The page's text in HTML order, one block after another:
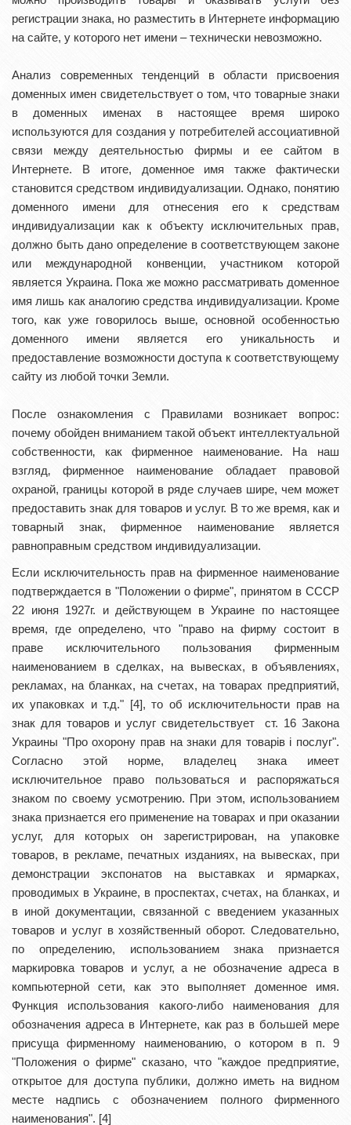
регистрации знака, но разместить в Интернете информацию
на сайте, у которого нет имени – технически невозможно.
Анализ современных тенденций в области присвоения
доменных имен свидетельствует о том, что товарные знаки
в доменных именах в настоящее время широко
используются для создания у потребителей ассоциативной
связи между деятельностью фирмы и ее сайтом в
Интернете. В итоге, доменное имя также фактически
становится средством индивидуализации. Однако, понятию
доменного имени для отнесения его к средствам
индивидуализации как к объекту исключительных прав,
должно быть дано определение в соответствующем законе
или международной конвенции, участником которой
является Украина. Пока же можно рассматривать доменное
имя лишь как аналогию средства индивидуализации. Кроме
того, как уже говорилось выше‚ основной особенностью
доменного имени является его уникальность и
предоставление возможности доступа к соответствующему
сайту из любой точки Земли.
После ознакомления с Правилами возникает вопрос:
почему обойден вниманием такой объект интеллектуальной
собственности‚ как фирменное наименование. На наш
взгляд‚ фирменное наименование обладает правовой
охраной, границы которой в ряде случаев шире, чем может
предоставить знак для товаров и услуг. В то же время, как и
товарный знак, фирменное наименование является
равноправным средством индивидуализации.
Если исключительность прав на фирменное наименование
подтверждается в "Положении о фирме", принятом в СССР
22 июня 1927г. и действующем в Украине по настоящее
время, где определено, что "право на фирму состоит в
праве исключительного пользования фирменным
наименованием в сделках, на вывесках, в объявлениях,
рекламах, на бланках, на счетах, на товарах предприятий,
их упаковках и т.д." [4], то об исключительности прав на
знак для товаров и услуг свидетельствует ст. 16 Закона
Украины "Про охорону прав на знаки для товарів і послуг".
Согласно этой норме, владелец знака имеет
исключительное право пользоваться и распоряжаться
знаком по своему усмотрению. При этом, использованием
знака признается его применение на товарах и при оказании
услуг, для которых он зарегистрирован, на упаковке
товаров, в рекламе, печатных изданиях, на вывесках, при
демонстрации экспонатов на выставках и ярмарках,
проводимых в Украине, в проспектах, счетах, на бланках, и
в иной документации, связанной с введением указанных
товаров и услуг в хозяйственный оборот. Следовательно,
по определению, использованием знака признается
маркировка товаров и услуг, а не обозначение адреса в
компьютерной сети, как это выполняет доменное имя.
Функция использования какого-либо наименования для
обозначения адреса в Интернете, как раз в большей мере
присуща фирменному наименованию, о котором в п. 9
"Положения о фирме" сказано, что "каждое предприятие,
открытое для доступа публики, должно иметь на видном
месте надпись с обозначением полного фирменного
наименования". [4]